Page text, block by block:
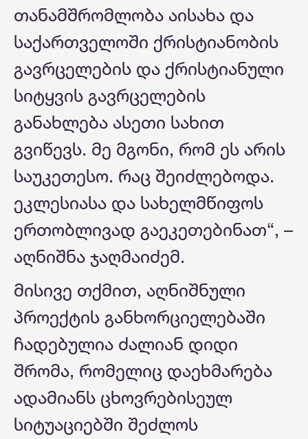
თანამშრომლობა აისახა და
საქართველოში ქრისტიანობის
გავრცელების და ქრისტიანული
სიტყვის გავრცელების
განახლება ასეთი სახით
გვიწევს. მე მგონი, რომ ეს არის
საუკეთესო. რაც შეიძლებოდა.
ეკლესიასა და სახელმწიფოს
ერთობლივად გაეკეთებინათ“, –
აღნიშნა ჯაღმაიძემ.
მისივე თქმით, აღნიშნული
პროექტის განხორციელებაში
ჩადებულია ძალიან დიდი
შრომა, რომელიც დაეხმარება
ადამიანს ცხოვრებისეულ
სიტუაციებში შეძლოს